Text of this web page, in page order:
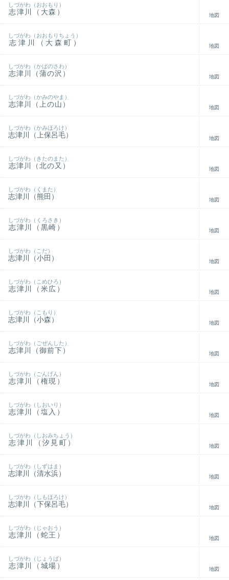
志津川（大森）
しづがわ（おおもり）
地図
志津川（大森町）
しづがわ（おおもりちょう）
地図
志津川（蒲の沢）
しづがわ（かばのさわ）
地図
志津川（上の山）
しづがわ（かみのやま）
地図
志津川（上保呂毛）
しづがわ（かみほろけ）
地図
志津川（北の又）
しづがわ（きたのまた）
地図
志津川（熊田）
しづがわ（くまた）
地図
志津川（黒崎）
しづがわ（くろさき）
地図
志津川（小田）
しづがわ（こだ）
地図
志津川（米広）
しづがわ（こめひろ）
地図
志津川（小森）
しづがわ（こもり）
地図
志津川（御前下）
しづがわ（ごぜんした）
地図
志津川（権現）
しづがわ（ごんげん）
地図
志津川（塩入）
しづがわ（しおいり）
地図
志津川（汐見町）
しづがわ（しおみちょう）
地図
志津川（清水浜）
しづがわ（しずはま）
地図
志津川（下保呂毛）
しづがわ（しもほろけ）
地図
志津川（蛇王）
しづがわ（じゃおう）
地図
志津川（城場）
しづがわ（じょうば）
地図